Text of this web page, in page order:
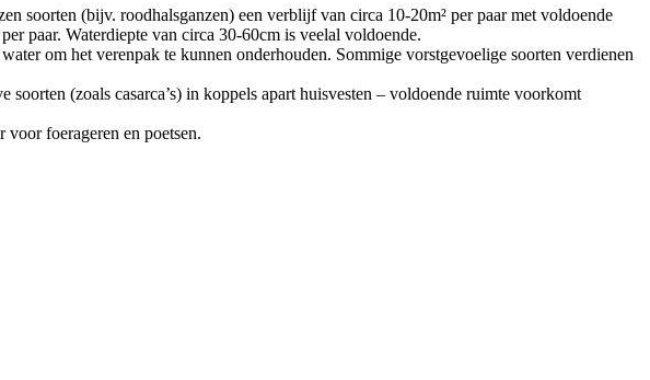
soorten (bijv. roodhalsganzen) een verblijf van circa 10-20m² per paar met voldoende
paar. Waterdiepte van circa 30-60cm is veelal voldoende.
om het verenpak te kunnen onderhouden. Sommige vorstgevoelige soorten verdienen
(zoals casarca’s) in koppels apart huisvesten – voldoende ruimte voorkomt
foerageren en poetsen.